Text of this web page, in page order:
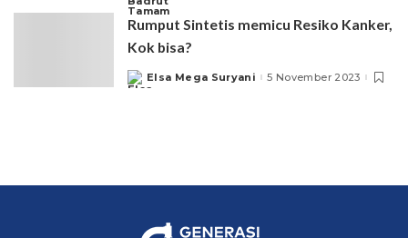
Rumput Sintetis memicu Resiko Kanker,
Kok bisa?
Posted
by
Elsa Mega Suryani 5 November 2023